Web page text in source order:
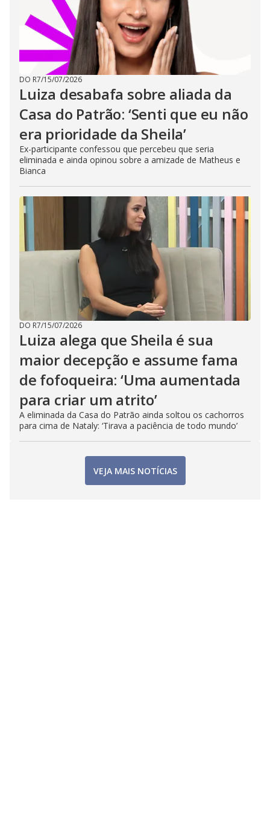
DO R7/15/07/2026
Luiza desabafa sobre aliada da
Casa do Patrão: ‘Senti que eu não
era prioridade da Sheila’
Ex-participante confessou que percebeu que seria
eliminada e ainda opinou sobre a amizade de Matheus e
Bianca
DO R7/15/07/2026
Luiza alega que Sheila é sua
maior decepção e assume fama
de fofoqueira: ‘Uma aumentada
para criar um atrito’
A eliminada da Casa do Patrão ainda soltou os cachorros
para cima de Nataly: ‘Tirava a paciência de todo mundo’
VEJA MAIS NOTÍCIAS